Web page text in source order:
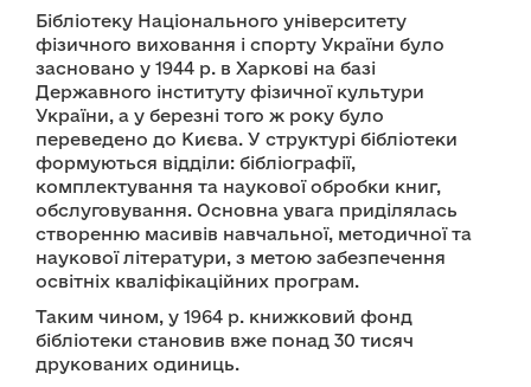
Бібліотеку Національного університету
фізичного виховання і спорту України було
засновано у 1944 р. в Харкові на базі
Державного інституту фізичної культури
України, а у березні того ж року було
переведено до Києва. У структурі бібліотеки
формуються відділи: бібліографії,
комплектування та наукової обробки книг,
обслуговування. Основна увага приділялась
створенню масивів навчальної, методичної та
наукової літератури, з метою забезпечення
освітніх кваліфікаційних програм.
Таким чином, у 1964 р. книжковий фонд
бібліотеки становив вже понад 30 тисяч
друкованих одиниць.